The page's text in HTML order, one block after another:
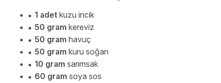
1 adet kuzu incik
50 gram kereviz
50 gram havuç
50 gram kuru soğan
10 gram sarımsak
60 gram soya sos